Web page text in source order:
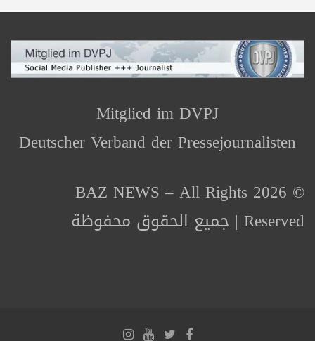
Mitglied im DVPJ
Deutscher Verband der Pressejournalisten
© 2026 BAZ NEWS – All Rights
Reserved | جميع الحقوق محفوظة